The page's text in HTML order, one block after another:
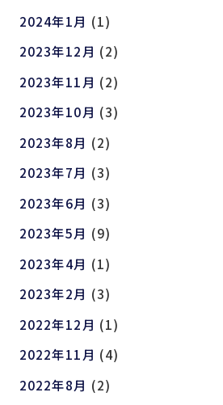
2024年1月 (1)
2023年12月 (2)
2023年11月 (2)
2023年10月 (3)
2023年8月 (2)
2023年7月 (3)
2023年6月 (3)
2023年5月 (9)
2023年4月 (1)
2023年2月 (3)
2022年12月 (1)
2022年11月 (4)
2022年8月 (2)